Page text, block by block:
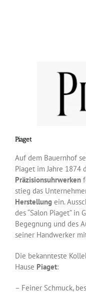
Piaget
Auf dem Bauernhof
Piaget im Jahre 1874
Präzisionsuhrwerken
stieg das
Herstellungein.
des “Salon Piaget” in
Begegnung und des
seiner Handwerker
Die bekannteste
Hause Piaget:
– Feiner Schmuck,